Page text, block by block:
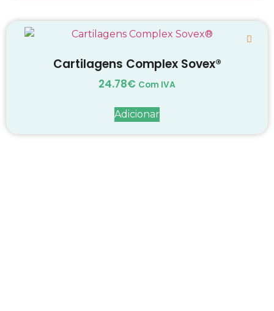
Cartilagens Complex Sovex®
24.78€ Com IVA
Adicionar